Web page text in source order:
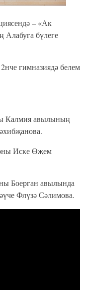
– «Ак
Алабуга бүлеге
гимназиядә белем
Калмия авылының
Иске Өҗем
Боерган авылында
Флүзә Сәлимова.